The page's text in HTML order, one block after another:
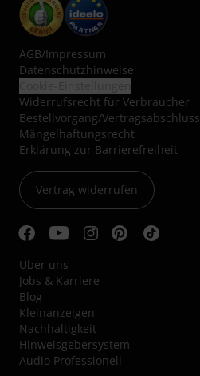
AGB/Impressum
Datenschutzhinweise
Widerrufsrecht für Verbraucher
Bestellvorgang/Vertragsabschluss
Mängelhaftungsrecht
Erklärung zur Barrierefreiheit
Vertrag widerrufen
Über uns
Jobs & Karriere
Blog
Kleinanzeigen
Nachhaltigkeit
Hinweisgebersystem
Audio Professionell